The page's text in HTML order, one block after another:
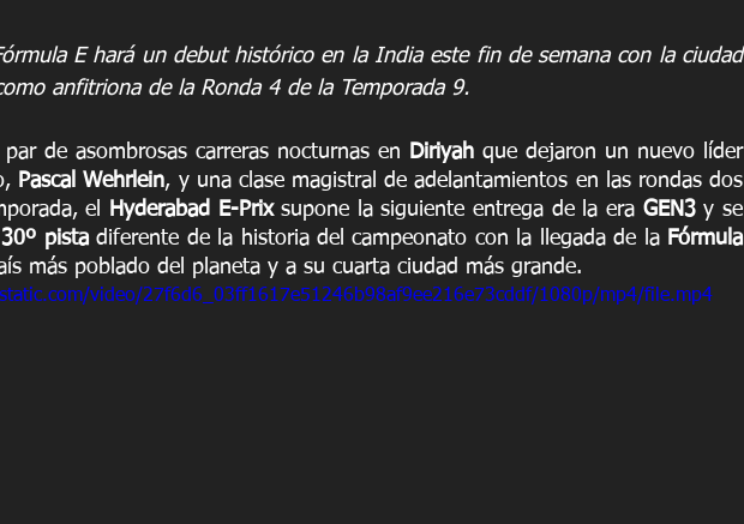
E hará un debut histórico en la India este fin de semana con la ciudad
anfitriona de la Ronda 4 de la Temporada 9.
de asombrosas carreras nocturnas en Diriyah que dejaron un nuevo líder
Pascal Wehrlein, y una clase magistral de adelantamientos en las rondas dos
el
Hyderabad E-Prix supone la siguiente entrega de la era GEN3 y se
30º pista diferente de la historia del campeonato con la llegada de la Fórmula
más poblado del planeta y a su cuarta ciudad más grande.
video/27f6d6_03ff1617e51246b98af9ee216e73cddf/1080p/mp4/file.mp4